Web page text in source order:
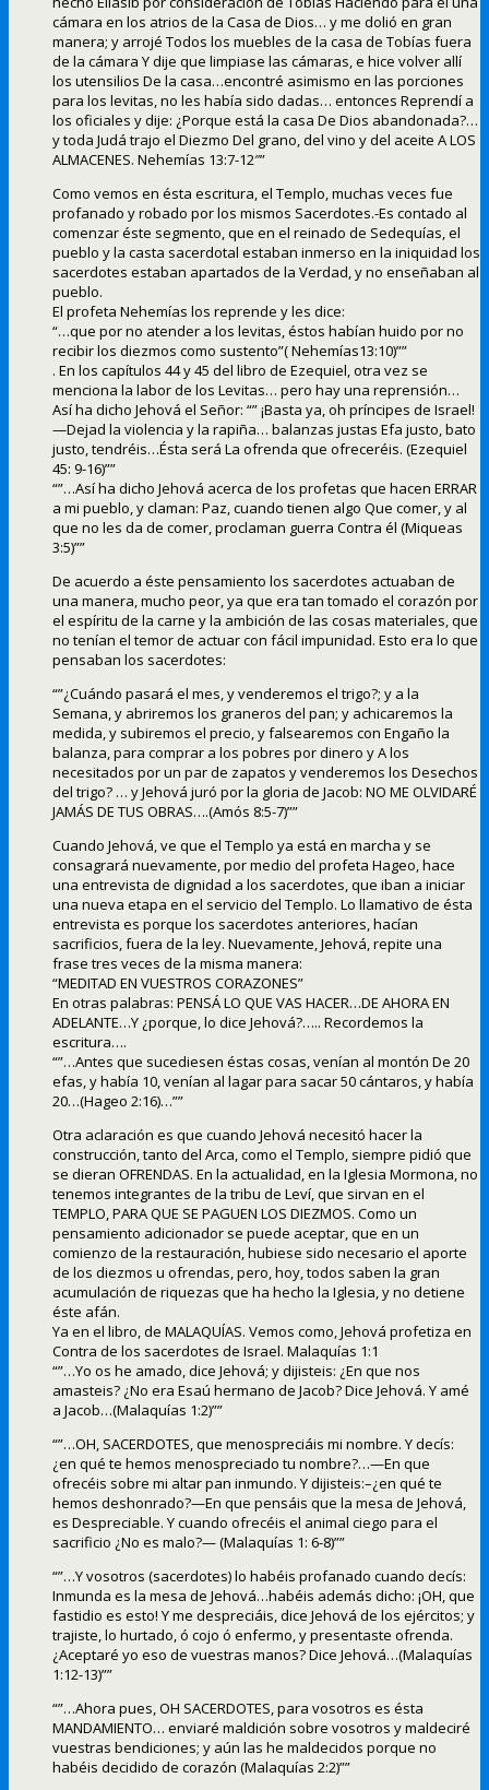
cámara en los atrios de la Casa de Dios… y me dolió en gran
manera; y arrojé Todos los muebles de la casa de Tobías fuera
de la cámara Y dije que limpiase las cámaras, e hice volver allí
los utensilios De la casa…encontré asimismo en las porciones
para los levitas, no les había sido dadas… entonces Reprendí a
los oficiales y dije: ¿Porque está la casa De Dios abandonada?…
y toda Judá trajo el Diezmo Del grano, del vino y del aceite A LOS
ALMACENES. Nehemías 13:7-12″”
Como vemos en ésta escritura, el Templo, muchas veces fue
profanado y robado por los mismos Sacerdotes.-Es contado al
comenzar éste segmento, que en el reinado de Sedequías, el
pueblo y la casta sacerdotal estaban inmerso en la iniquidad los
sacerdotes estaban apartados de la Verdad, y no enseñaban al
pueblo.
El profeta Nehemías los reprende y les dice:
“…que por no atender a los levitas, éstos habían huido por no
recibir los diezmos como sustento”( Nehemías13:10)””
. En los capítulos 44 y 45 del libro de Ezequiel, otra vez se
menciona la labor de los Levitas… pero hay una reprensión…
Así ha dicho Jehová el Señor: “” ¡Basta ya, oh príncipes de Israel!
—Dejad la violencia y la rapiña… balanzas justas Efa justo, bato
justo, tendréis…Ésta será La ofrenda que ofreceréis. (Ezequiel
45: 9-16)””
“”…Así ha dicho Jehová acerca de los profetas que hacen ERRAR
a mi pueblo, y claman: Paz, cuando tienen algo Que comer, y al
que no les da de comer, proclaman guerra Contra él (Miqueas
3:5)””
De acuerdo a éste pensamiento los sacerdotes actuaban de
una manera, mucho peor, ya que era tan tomado el corazón por
el espíritu de la carne y la ambición de las cosas materiales, que
no tenían el temor de actuar con fácil impunidad. Esto era lo que
pensaban los sacerdotes:
“”¿Cuándo pasará el mes, y venderemos el trigo?; y a la
Semana, y abriremos los graneros del pan; y achicaremos la
medida, y subiremos el precio, y falsearemos con Engaño la
balanza, para comprar a los pobres por dinero y A los
necesitados por un par de zapatos y venderemos los Desechos
del trigo? … y Jehová juró por la gloria de Jacob: NO ME OLVIDARÉ
JAMÁS DE TUS OBRAS….(Amós 8:5-7)””
Cuando Jehová, ve que el Templo ya está en marcha y se
consagrará nuevamente, por medio del profeta Hageo, hace
una entrevista de dignidad a los sacerdotes, que iban a iniciar
una nueva etapa en el servicio del Templo. Lo llamativo de ésta
entrevista es porque los sacerdotes anteriores, hacían
sacrificios, fuera de la ley. Nuevamente, Jehová, repite una
frase tres veces de la misma manera:
“MEDITAD EN VUESTROS CORAZONES”
En otras palabras: PENSÁ LO QUE VAS HACER…DE AHORA EN
ADELANTE…Y ¿porque, lo dice Jehová?….. Recordemos la
escritura….
“”…Antes que sucediesen éstas cosas, venían al montón De 20
efas, y había 10, venían al lagar para sacar 50 cántaros, y había
20…(Hageo 2:16)…””
Otra aclaración es que cuando Jehová necesitó hacer la
construcción, tanto del Arca, como el Templo, siempre pidió que
se dieran OFRENDAS. En la actualidad, en la Iglesia Mormona, no
tenemos integrantes de la tribu de Leví, que sirvan en el
TEMPLO, PARA QUE SE PAGUEN LOS DIEZMOS. Como un
pensamiento adicionador se puede aceptar, que en un
comienzo de la restauración, hubiese sido necesario el aporte
de los diezmos u ofrendas, pero, hoy, todos saben la gran
acumulación de riquezas que ha hecho la Iglesia, y no detiene
éste afán.
Ya en el libro, de MALAQUÍAS. Vemos como, Jehová profetiza en
Contra de los sacerdotes de Israel. Malaquías 1:1
“”…Yo os he amado, dice Jehová; y dijisteis: ¿En que nos
amasteis? ¿No era Esaú hermano de Jacob? Dice Jehová. Y amé
a Jacob…(Malaquías 1:2)””
“”…OH, SACERDOTES, que menospreciáis mi nombre. Y decís:
¿en qué te hemos menospreciado tu nombre?…—En que
ofrecéis sobre mi altar pan inmundo. Y dijisteis:–¿en qué te
hemos deshonrado?—En que pensáis que la mesa de Jehová,
es Despreciable. Y cuando ofrecéis el animal ciego para el
sacrificio ¿No es malo?— (Malaquías 1: 6-8)””
“”…Y vosotros (sacerdotes) lo habéis profanado cuando decís:
Inmunda es la mesa de Jehová…habéis además dicho: ¡OH, que
fastidio es esto! Y me despreciáis, dice Jehová de los ejércitos; y
trajiste, lo hurtado, ó cojo ó enfermo, y presentaste ofrenda.
¿Aceptaré yo eso de vuestras manos? Dice Jehová…(Malaquías
1:12-13)””
“”…Ahora pues, OH SACERDOTES, para vosotros es ésta
MANDAMIENTO… enviaré maldición sobre vosotros y maldeciré
vuestras bendiciones; y aún las he maldecidos porque no
habéis decidido de corazón (Malaquías 2:2)””